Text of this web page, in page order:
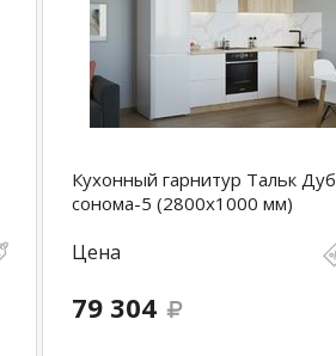
Кухонный гарнитур Тальк Дуб
сонома-5 (2800х1000 мм)
Цена
79 304